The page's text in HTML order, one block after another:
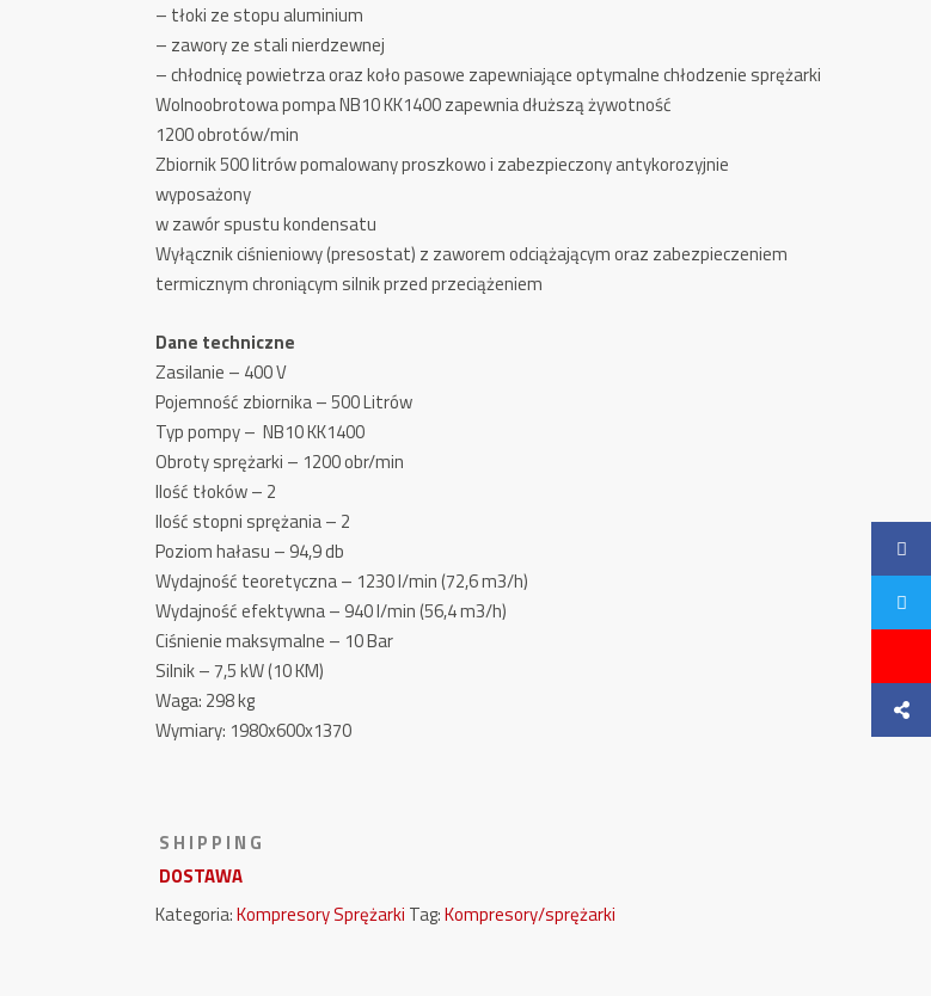
– tłoki ze stopu aluminium
– zawory ze stali nierdzewnej
– chłodnicę powietrza oraz koło pasowe zapewniające optymalne chłodzenie sprężarki
Wolnoobrotowa pompa NB10 KK1400 zapewnia dłuższą żywotność
1200 obrotów/min
Zbiornik 500 litrów pomalowany proszkowo i zabezpieczony antykorozyjnie
wyposażony
w zawór spustu kondensatu
Wyłącznik ciśnieniowy (presostat) z zaworem odciążającym oraz zabezpieczeniem
termicznym chroniącym silnik przed przeciążeniem
Dane techniczne
Zasilanie – 400 V
Pojemność zbiornika – 500 Litrów
Typ pompy – NB10 KK1400
Obroty sprężarki – 1200 obr/min
Ilość tłoków – 2
Ilość stopni sprężania – 2
Poziom hałasu – 94,9 db
Wydajność teoretyczna – 1230 l/min (72,6 m3/h)
Wydajność efektywna – 940 l/min (56,4 m3/h)
Ciśnienie maksymalne – 10 Bar
Silnik – 7,5 kW (10 KM)
Waga: 298 kg
Wymiary: 1980x600x1370
S H I P P I N G
DOSTAWA
Kategoria:Kompresory Sprężarki Tag:Kompresory/sprężarki